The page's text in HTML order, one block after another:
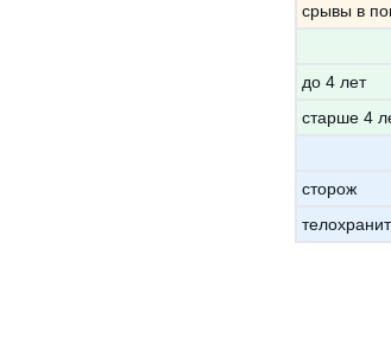
срывы в
до 4 лет
старше 4
сторож